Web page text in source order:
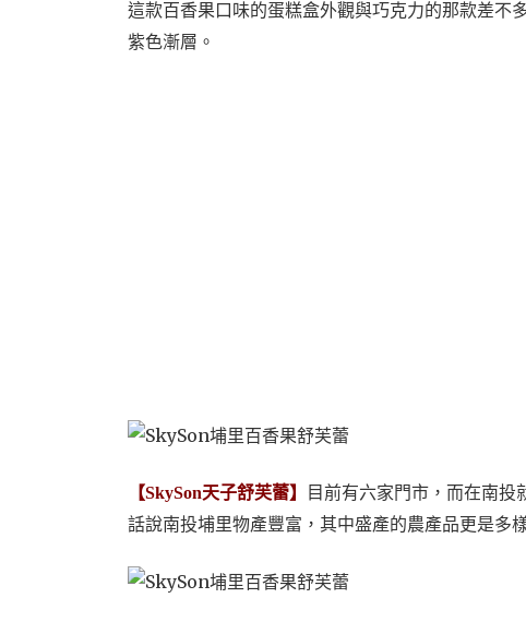
這款百香果口味的蛋糕盒外觀與巧克力的那款差不
紫色漸層。
【SkySon天子舒芙蕾】 目前有六家門市，而在南投
話說南投埔里物產豐富，其中盛產的農產品更是多